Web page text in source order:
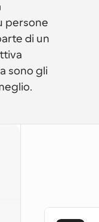
persone
di un
sono gli